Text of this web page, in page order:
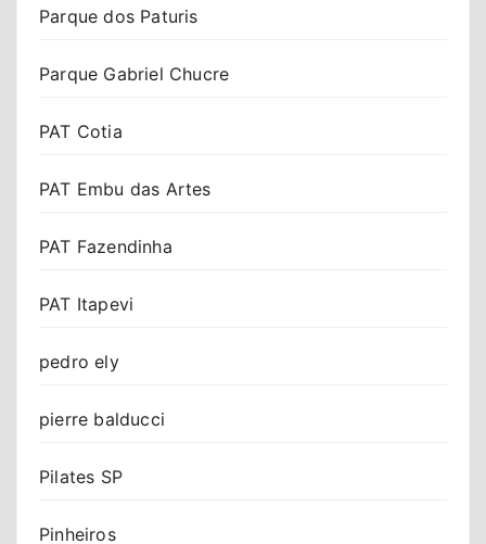
Parque dos Paturis
Parque Gabriel Chucre
PAT Cotia
PAT Embu das Artes
PAT Fazendinha
PAT Itapevi
pedro ely
pierre balducci
Pilates SP
Pinheiros